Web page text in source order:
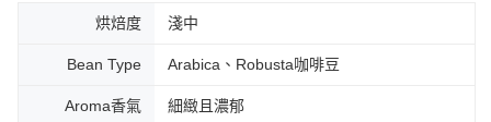
烘焙度 淺中
Bean Type Arabica、Robusta咖啡豆
Aroma香氣 細緻且濃郁